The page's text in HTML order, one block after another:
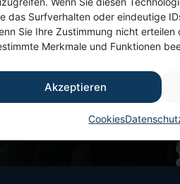
das Surfverhalten oder eindeutige
Sie Ihre Zustimmung nicht
Merkmale und Funktionen
Akzeptieren
Cookies